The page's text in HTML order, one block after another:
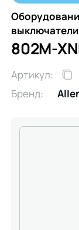
выключатели
802M-
Артикул:
Бренд: